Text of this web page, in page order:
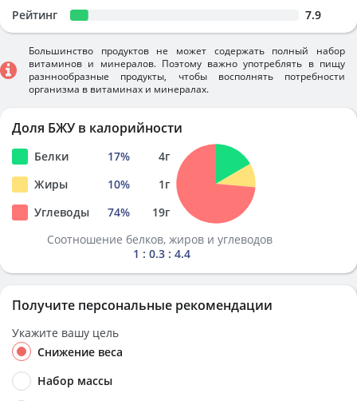
Рейтинг 7.9
Большинство продуктов не может содержать полный набор
витаминов и минералов. Поэтому важно употреблять в пищу
разннообразные продукты, чтобы восполнять потребности
организма в витаминах и минералах.
Доля БЖУ в калорийности
Белки 17% 4г
Жиры
10% 1г
Углеводы
74% 19г
Соотношение белков, жиров и углеводов
1 : 0.3 : 4.4
Получите персональные рекомендации
Укажите вашу цель
Снижение веса
Набор массы